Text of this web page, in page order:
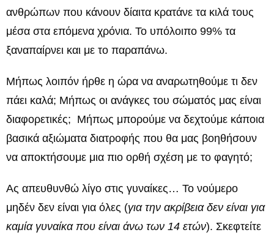
ανθρώπων που κάνουν δίαιτα κρατάνε τα κιλά τους
μέσα στα επόμενα χρόνια. Το υπόλοιπο 99% τα
ξαναπαίρνει και με το παραπάνω.
Μήπως λοιπόν ήρθε η ώρα να αναρωτηθούμε τι δεν
πάει καλά; Μήπως οι ανάγκες του σώματός μας είναι
διαφορετικές; Μήπως μπορούμε να δεχτούμε κάποια
βασικά αξιώματα διατροφής που θα μας βοηθήσουν
να αποκτήσουμε μια πιο ορθή σχέση με το φαγητό;
Ας απευθυνθώ λίγο στις γυναίκες… Το νούμερο
μηδέν δεν είναι για όλες (για την ακρίβεια δεν είναι για
καμία γυναίκα που είναι άνω των 14 ετών). Σκεφτείτε